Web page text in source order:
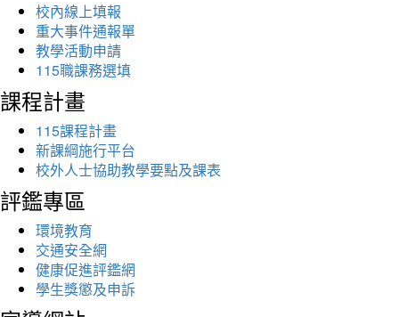
校內線上填報
重大事件通報單
教學活動申請
115職課務選填
課程計畫
115課程計畫
新課綱施行平台
校外人士協助教學要點及課表
評鑑專區
環境教育
交通安全網
健康促進評鑑網
學生獎懲及申訴